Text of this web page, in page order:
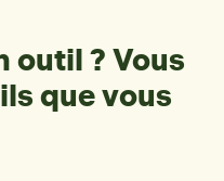
outil ? Vous
que vous